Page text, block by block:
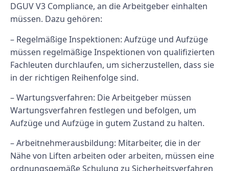
DGUV V3 Compliance, an die Arbeitgeber einhalten
müssen. Dazu gehören:
– Regelmäßige Inspektionen: Aufzüge und Aufzüge
müssen regelmäßige Inspektionen von qualifizierten
Fachleuten durchlaufen, um sicherzustellen, dass sie
in der richtigen Reihenfolge sind.
– Wartungsverfahren: Die Arbeitgeber müssen
Wartungsverfahren festlegen und befolgen, um
Aufzüge und Aufzüge in gutem Zustand zu halten.
– Arbeitnehmerausbildung: Mitarbeiter, die in der
Nähe von Liften arbeiten oder arbeiten, müssen eine
ordnungsgemäße Schulung zu Sicherheitsverfahren